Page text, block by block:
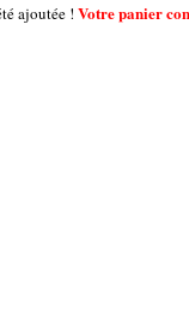
ajoutée ! Votre panier